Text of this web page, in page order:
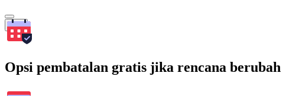
Cari
Opsi pembatalan gratis jika rencana berubah